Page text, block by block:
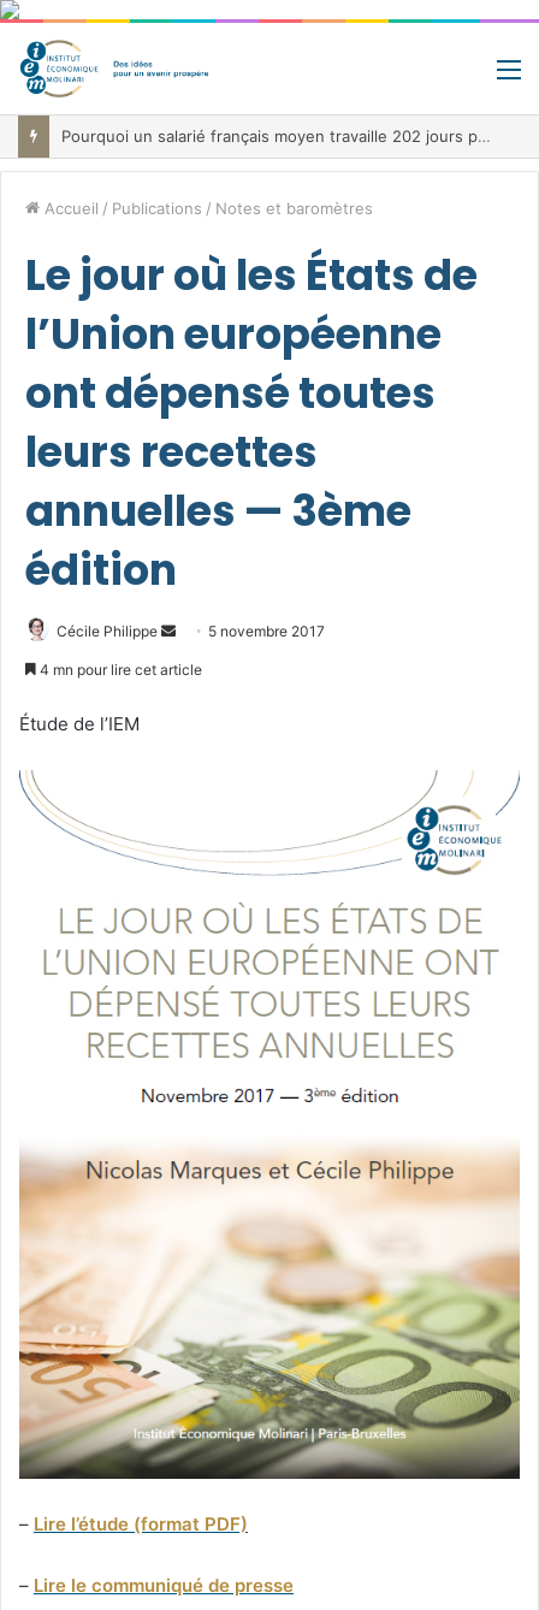
Pourquoi un salarié français moyen travaille 202 jours par an pour financer impôts et cotisations, un record dans toute l’Union européenne
Accueil / Publications / Notes et baromètres
Le jour où les États de
l’Union européenne
ont dépensé toutes
leurs recettes
annuelles — 3ème
édition
Cécile Philippe
Envoyer5 novembre 2017
4 mn pour lire cet article
Étude de l’IEM
– Lire l’étude (format PDF)
– Lire le communiqué de presse